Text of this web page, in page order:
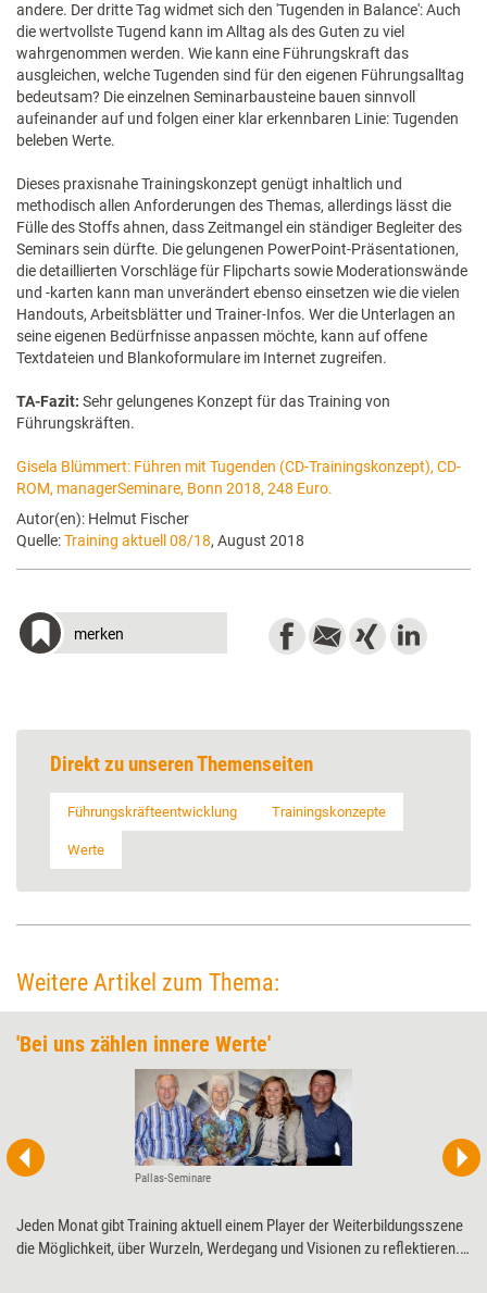
andere. Der dritte Tag widmet sich den 'Tugenden in Balance': Auch
die wertvollste Tugend kann im Alltag als des Guten zu viel
wahrgenommen werden. Wie kann eine Führungskraft das
ausgleichen, welche Tugenden sind für den eigenen Führungsalltag
bedeutsam? Die einzelnen Seminarbausteine bauen sinnvoll
aufeinander auf und folgen einer klar erkennbaren Linie: Tugenden
beleben Werte.
Dieses praxisnahe Trainingskonzept genügt inhaltlich und
methodisch allen Anforderungen des Themas, allerdings lässt die
Fülle des Stoffs ahnen, dass Zeitmangel ein ständiger Begleiter des
Seminars sein dürfte. Die gelungenen PowerPoint-Präsentationen,
die detaillierten Vorschläge für Flipcharts sowie Moderationswände
und -karten kann man unverändert ebenso einsetzen wie die vielen
Handouts, Arbeitsblätter und Trainer-Infos. Wer die Unterlagen an
seine eigenen Bedürfnisse anpassen möchte, kann auf offene
Textdateien und Blankoformulare im Internet zugreifen.
TA-Fazit: Sehr gelungenes Konzept für das ­Training von
Führungskräften.
Gisela Blümmert: Führen mit Tugenden (CD-Trainingskonzept), CD-
ROM, manager­Seminare, Bonn 2018, 248 Euro.
Autor(en): Helmut Fischer
Quelle:Training aktuell 08/18, August 2018
merken
Direkt zu unseren Themenseiten
Führungskräfteentwicklung Trainingskonzepte
Werte
Weitere Artikel zum Thema:
'Bei uns zählen innere Werte'
Pallas-Seminare
Jeden Monat gibt Training aktuell einem Player der Weiterbildungsszene
die Möglichkeit, über Wurzeln, Werdegang und Visionen zu reflektieren.